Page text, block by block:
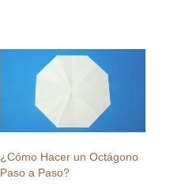
¿Cómo Hacer un Octágono
Paso a Paso?